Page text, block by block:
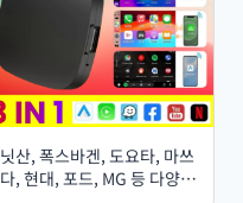
닛산, 폭스바겐, 도요타, 마쓰
다, 현대, 포드, MG 등 다양한